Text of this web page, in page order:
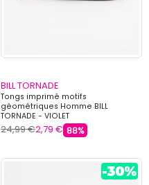
BILL TORNADE
Tongs imprimé motifs
géométriques Homme BILL
TORNADE - VIOLET
24,99 €2,79 € 88%